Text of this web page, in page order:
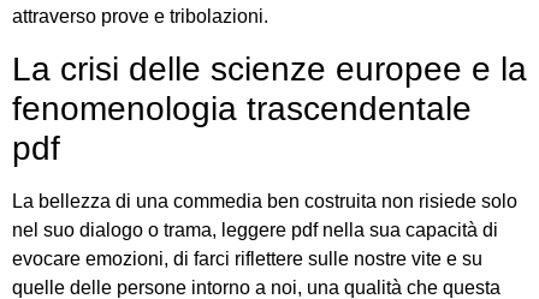
attraverso prove e tribolazioni.
La crisi delle scienze europee e la
fenomenologia trascendentale
pdf
La bellezza di una commedia ben costruita non risiede solo
nel suo dialogo o trama, leggere pdf nella sua capacità di
evocare emozioni, di farci riflettere sulle nostre vite e su
quelle delle persone intorno a noi, una qualità che questa